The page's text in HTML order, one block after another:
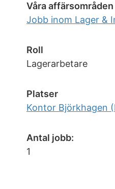
Våra affärsområden
Jobb inom Lager &
Roll
Lagerarbetare
Platser
Kontor Björkhagen
Antal jobb:
1